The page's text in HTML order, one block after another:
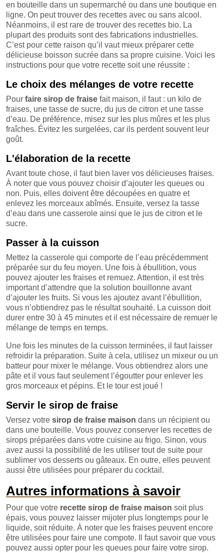
en bouteille dans un supermarché ou dans une boutique en
ligne. On peut trouver des recettes avec ou sans alcool.
Néanmoins, il est rare de trouver des recettes bio. La
plupart des produits sont des fabrications industrielles.
C’est pour cette raison qu’il vaut mieux préparer cette
délicieuse boisson sucrée dans sa propre cuisine. Voici les
instructions pour que votre recette soit une réussite :
Le choix des mélanges de votre recette
Pour faire sirop de fraise fait maison, il faut : un kilo de
fraises, une tasse de sucre, du jus de citron et une tasse
d’eau. De préférence, misez sur les plus mûres et les plus
fraîches. Évitez les surgelées, car ils perdent souvent leur
goût.
L'élaboration de la recette
Avant toute chose, il faut bien laver vos délicieuses fraises.
À noter que vous pouvez choisir d’ajouter les queues ou
non. Puis, elles doivent être découpées en quatre et
enlevez les morceaux abîmés. Ensuite, versez la tasse
d’eau dans une casserole ainsi que le jus de citron et le
sucre.
Passer à la cuisson
Mettez la casserole qui comporte de l’eau précédemment
préparée sur du feu moyen. Une fois à ébullition, vous
pouvez ajouter les fraises et remuez. Attention, il est très
important d’attendre que la solution bouillonne avant
d’ajouter les fruits. Si vous les ajoutez avant l’ébullition,
vous n’obtiendrez pas le résultat souhaité. La cuisson doit
durer entre 30 à 45 minutes et il est nécessaire de remuer le
mélange de temps en temps.
Une fois les minutes de la cuisson terminées, il faut laisser
refroidir la préparation. Suite à cela, utilisez un mixeur ou un
batteur pour mixer le mélange. Vous obtiendrez alors une
pâte et il vous faut seulement l’égoutter pour enlever les
gros morceaux et pépins. Et le tour est joué !
Servir le sirop de fraise
Versez votre sirop de fraise maison dans un récipient ou
dans une bouteille. Vous pouvez conserver les recettes de
sirops préparées dans votre cuisine au frigo. Sinon, vous
avez aussi la possibilité de les utiliser tout de suite pour
sublimer vos desserts ou gâteaux. En outre, elles peuvent
aussi être utilisées pour préparer du cocktail.
Autres informations à savoir
Pour que votre recette sirop de fraise maison soit plus
épais, vous pouvez laisser mijoter plus longtemps pour le
liquide, soit réduite. À noter que les fraises peuvent encore
être utilisées pour faire une compote. Il faut savoir que vous
pouvez aussi opter pour les queues pour faire votre sirop.